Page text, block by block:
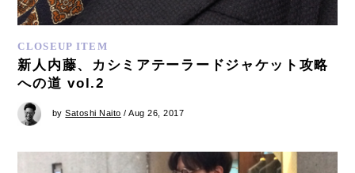
CLOSEUP ITEM
新人内藤、カシミアテーラードジャケット攻略
への道 vol.2
bySatoshi Naito / Aug 26, 2017